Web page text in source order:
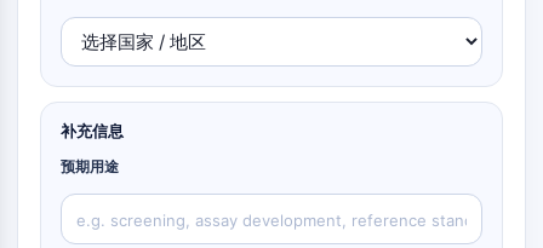
钙/钙调蛋白依赖性蛋白激酶
β-分泌酶
γ-分泌酶
脂肪酸酰胺水解酶
黑素皮质素受体
神经肽Y受体
生长抑素受体
补充信息
预期用途